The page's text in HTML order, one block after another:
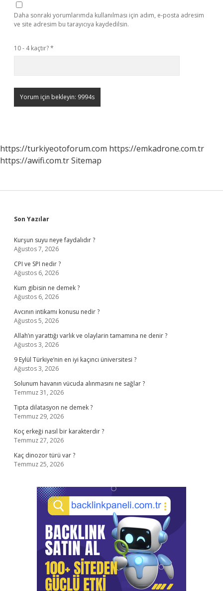
Daha sonraki yorumlarımda kullanılması için adım, e-posta adresim
ve site adresim bu tarayıcıya kaydedilsin.
10 - 4 kaçtır?*
https://turkiyeotoforum.com https://emkadrone.com.tr
https://awifi.com.trSitemap
Sidebar
Son Yazılar
Kurşun suyu neye faydalıdır ?
Ağustos 7, 2026
CPI ve SPI nedir ?
Ağustos 6, 2026
Kum gibisin ne demek ?
Ağustos 6, 2026
Avcının intikamı konusu nedir ?
Ağustos 5, 2026
Allah’ın yarattığı varlık ve olaylarin tamamına ne denir ?
Ağustos 3, 2026
9 Eylül Türkiye’nin en iyi kaçıncı üniversitesi ?
Ağustos 3, 2026
Solunum havanın vücuda alınmasını ne sağlar ?
Temmuz 31, 2026
Tıpta dilatasyon ne demek ?
Temmuz 29, 2026
Koç erkeği nasıl bir karakterdir ?
Temmuz 27, 2026
Kaç dinozor türü var ?
Temmuz 25, 2026